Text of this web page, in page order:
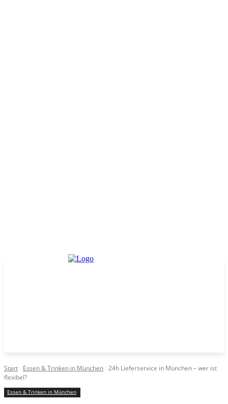
Start Essen & Trinken in München 24h Lieferservice in München – wer ist
flexibel?
Essen & Trinken in München